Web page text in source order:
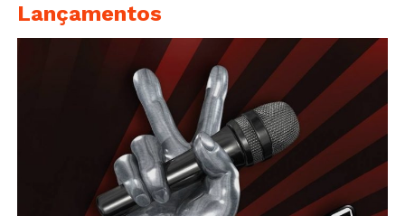
Lançamentos